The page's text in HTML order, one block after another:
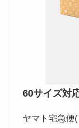
60サイズ対
ヤマト宅急便